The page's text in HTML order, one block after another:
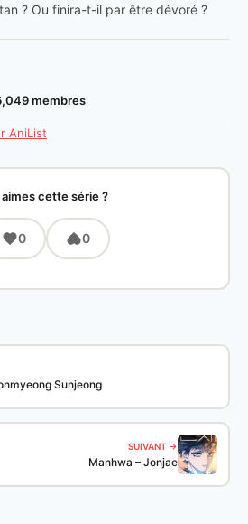
? Ou finira-t-il par être dévoré ?
membres
AniList
aimes cette série ?
0 0
Sunjeong
SUIVANT →
Manhwa – Jonjae